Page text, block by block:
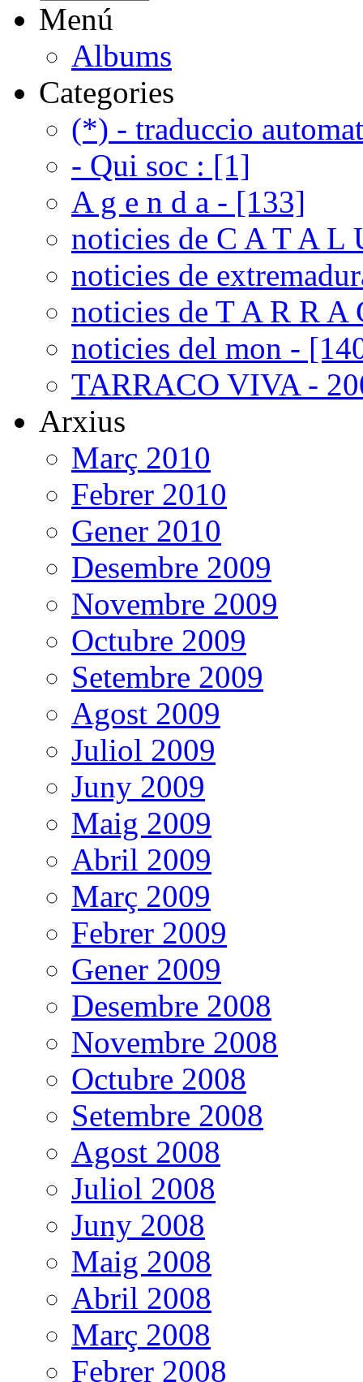
Menú
Albums
Categories
(*) - traduccio
- Qui soc : [1]
A g e n d a - [133]
noticies de C A T A L
noticies de
noticies de T A R R A
noticies del mon -
TARRACO VIVA -
Arxius
Març 2010
Febrer 2010
Gener 2010
Desembre 2009
Novembre 2009
Octubre 2009
Setembre 2009
Agost 2009
Juliol 2009
Juny 2009
Maig 2009
Abril 2009
Març 2009
Febrer 2009
Gener 2009
Desembre 2008
Novembre 2008
Octubre 2008
Setembre 2008
Agost 2008
Juliol 2008
Juny 2008
Maig 2008
Abril 2008
Març 2008
Febrer 2008